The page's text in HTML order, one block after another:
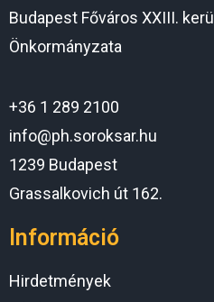
Budapest Főváros XXIII.
Önkormányzata
+36 1 289 2100
info@ph.soroksar.hu
1239 Budapest
Grassalkovich út 162.
Információ
Hirdetmények